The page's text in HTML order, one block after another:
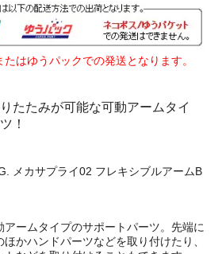
はゆうパックでの発送となります。
たたみが可能な可動アームタイ
！
メカサプライ02 フレキシブルアームB
ームタイプのサポートパーツ。先端に
かハンドパーツなどを取り付けたり、